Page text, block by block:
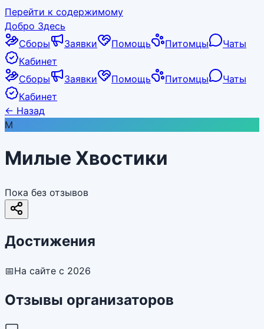
Перейти к содержимому
Добро Здесь
Сборы
Заявки Помощь Питомцы
Чаты
Кабинет
Сборы
Заявки Помощь Питомцы
Чаты
Кабинет
← Назад
М
Милые Хвостики
Пока без отзывов
Достижения
📅На сайте с 2026
Отзывы организаторов